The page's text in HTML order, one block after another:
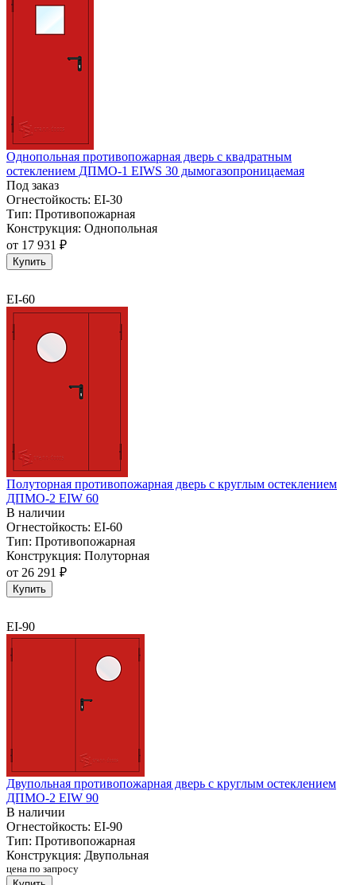
Однопольная противопожарная дверь с квадратным
остеклением ДПМО-1 EIWS 30 дымогазопроницаемая
Под заказ
Огнестойкость: EI-30
Тип: Противопожарная
Конструкция: Однопольная
от 17 931 ₽
Купить
EI-60
Полуторная противопожарная дверь с круглым остеклением
ДПМО-2 EIW 60
В наличии
Огнестойкость: EI-60
Тип: Противопожарная
Конструкция: Полуторная
от 26 291 ₽
Купить
EI-90
Двупольная противопожарная дверь с круглым остеклением
ДПМО-2 EIW 90
В наличии
Огнестойкость: EI-90
Тип: Противопожарная
Конструкция: Двупольная
цена по запросу